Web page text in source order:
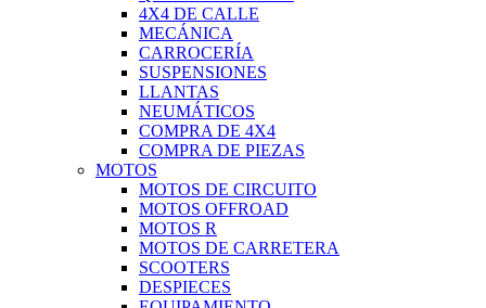
4X4 DE CALLE
MECÁNICA
CARROCERÍA
SUSPENSIONES
LLANTAS
NEUMÁTICOS
COMPRA DE 4X4
COMPRA DE PIEZAS
MOTOS
MOTOS DE CIRCUITO
MOTOS OFFROAD
MOTOS R
MOTOS DE CARRETERA
SCOOTERS
DESPIECES